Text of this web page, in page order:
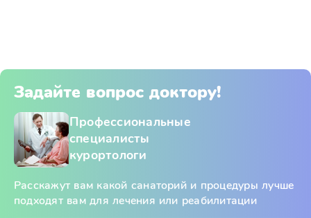
Задайте вопрос доктору!
Профессиональные
специалисты
курортологи
Расскажут вам какой санаторий и процедуры лучше
подходят вам для лечения или реабилитации